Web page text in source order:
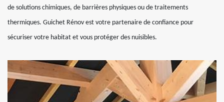
de solutions chimiques, de barrières physiques ou de traitements
thermiques. Guichet Rénov est votre partenaire de confiance pour
sécuriser votre habitat et vous protéger des nuisibles.